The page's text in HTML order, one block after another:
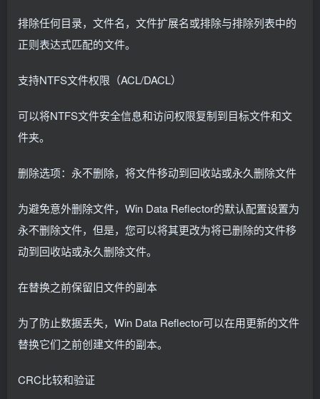
排除任何目录，文件名，文件扩展名或排除与排除列表中的
正则表达式匹配的文件。
支持NTFS文件权限（ACL/DACL）
可以将NTFS文件安全信息和访问权限复制到目标文件和文
件夹。
删除选项：永不删除，将文件移动到回收站或永久删除文件
为避免意外删除文件，Win Data Reflector的默认配置设置为
永不删除文件，但是，您可以将其更改为将已删除的文件移
动到回收站或永久删除文件。
在替换之前保留旧文件的副本
为了防止数据丢失，Win Data Reflector可以在用更新的文件
替换它们之前创建文件的副本。
CRC比较和验证